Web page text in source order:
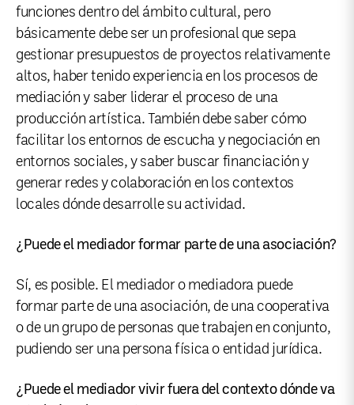
funciones dentro del ámbito cultural, pero
básicamente debe ser un profesional que sepa
gestionar presupuestos de proyectos relativamente
altos, haber tenido experiencia en los procesos de
mediación y saber liderar el proceso de una
producción artística. También debe saber cómo
facilitar los entornos de escucha y negociación en
entornos sociales, y saber buscar financiación y
generar redes y colaboración en los contextos
locales dónde desarrolle su actividad.
¿Puede el mediador formar parte de una asociación?
Sí, es posible. El mediador o mediadora puede
formar parte de una asociación, de una cooperativa
o de un grupo de personas que trabajen en conjunto,
pudiendo ser una persona física o entidad jurídica.
¿Puede el mediador vivir fuera del contexto dónde va